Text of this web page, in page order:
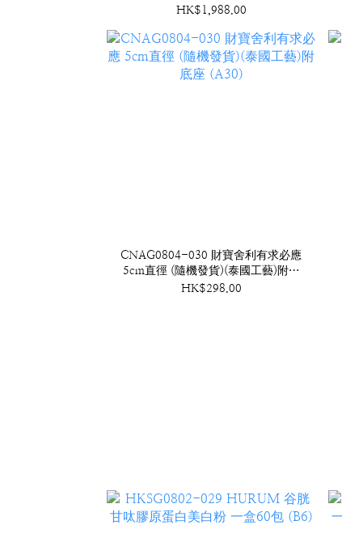
HK$1,988.00
CNAG0804-030 財寶舍利有求必應
5cm直徑 (隨機發貨)(泰國工藝)附底
座 (A30)
HK$298.00